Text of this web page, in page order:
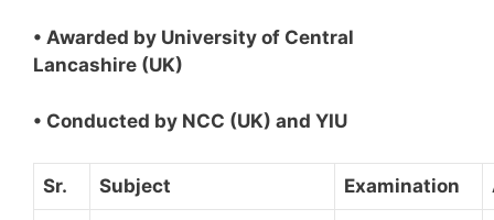
• Awarded by University of Central
Lancashire (UK)
• Conducted by NCC (UK) and YIU
Sr. Subject Examination